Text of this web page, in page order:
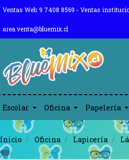
Ventas Web: 9 7408 8569 - Ventas
area.venta@bluemix.cl
Escolar Oficina Papelería
Inicio Oficina Lapicería